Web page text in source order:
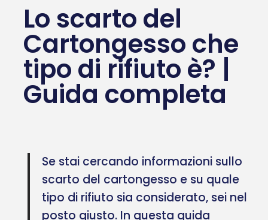
Lo scarto del
Cartongesso che
tipo di rifiuto è? |
Guida completa
Se stai cercando informazioni sullo
scarto del cartongesso e su quale
tipo di rifiuto sia considerato, sei nel
posto giusto. In questa guida